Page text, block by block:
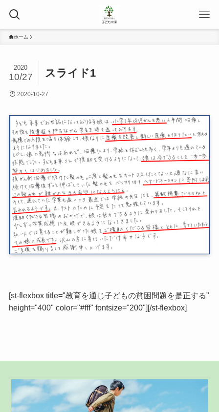
ホーム
スライド1
2020
10/27
2020-10-27
[st-flexbox title="教育を通じ子どもの貧困問題を是正する"
height="400" color="#fff" fontsize="200"][/st-flexbox]